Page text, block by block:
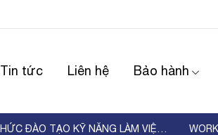
Tin tức Liên hệ Bảo hành
D2T TỔ CHỨC ĐÀO TẠO KỸ NĂNG LÀM VIỆC NHÓM – XÂ ...